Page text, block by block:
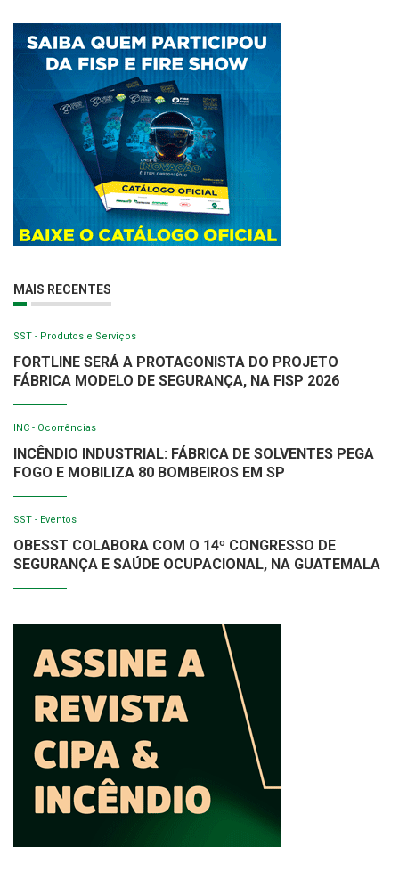
MAIS RECENTES
SST - Produtos e Serviços
FORTLINE SERÁ A PROTAGONISTA DO PROJETO
FÁBRICA MODELO DE SEGURANÇA, NA FISP 2026
INC - Ocorrências
INCÊNDIO INDUSTRIAL: FÁBRICA DE SOLVENTES PEGA
FOGO E MOBILIZA 80 BOMBEIROS EM SP
SST - Eventos
OBESST COLABORA COM O 14º CONGRESSO DE
SEGURANÇA E SAÚDE OCUPACIONAL, NA GUATEMALA